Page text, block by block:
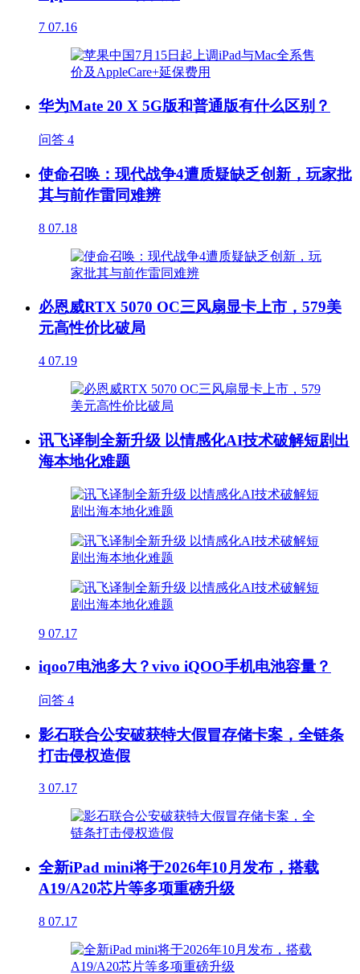
7 07.16
华为Mate 20 X 5G版和普通版有什么区别？
问答 4
使命召唤：现代战争4遭质疑缺乏创新，玩家批
其与前作雷同难辨
8 07.18
必恩威RTX 5070 OC三风扇显卡上市，579美
元高性价比破局
4 07.19
讯飞译制全新升级 以情感化AI技术破解短剧出
海本地化难题
9 07.17
iqoo7电池多大？vivo iQOO手机电池容量？
问答 4
影石联合公安破获特大假冒存储卡案，全链条
打击侵权造假
3 07.17
全新iPad mini将于2026年10月发布，搭载
A19/A20芯片等多项重磅升级
8 07.17